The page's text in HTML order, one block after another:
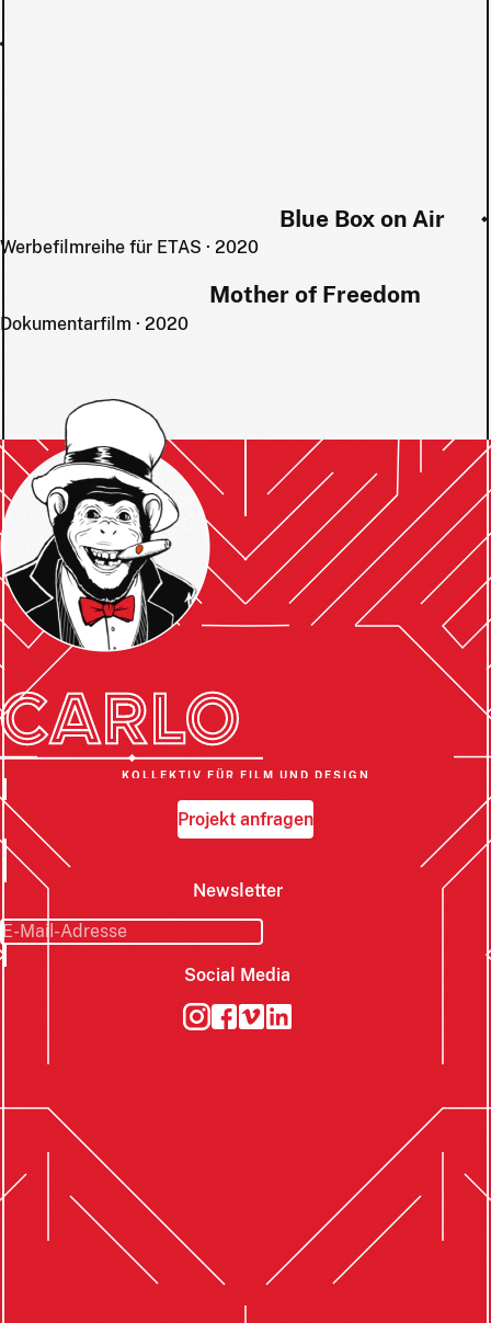
Blue Box on Air
Werbefilmreihe für ETAS · 2020
Mother of Freedom
Dokumentarfilm · 2020
KOLLEKTIV FÜR FILM UND DESIGN
Projekt anfragen
Newsletter
Social Media